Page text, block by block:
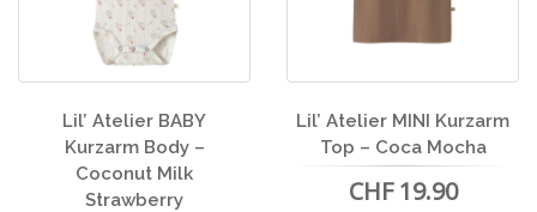
Lil’ Atelier BABY
Kurzarm Body –
Coconut Milk
Strawberry
Lil’ Atelier MINI Kurzarm
Top – Coca Mocha
CHF 19.90